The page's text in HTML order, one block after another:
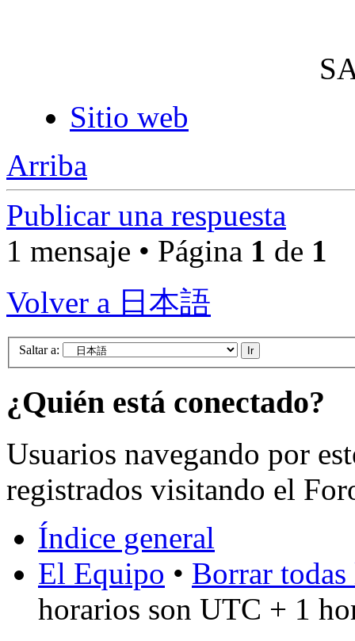
Sitio web
Arriba
Publicar una respuesta
1 mensaje • Página 1 de 1
Volver a 日本語
Saltar a:
¿Quién está conectado?
Usuarios navegando por
registrados visitando el
Índice general
El Equipo • Borrar
horarios son UTC + 1